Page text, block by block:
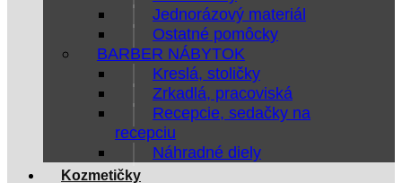
Jednorázový materiál
Ostatné pomôcky
BARBER NÁBYTOK
Kreslá, stoličky
Zrkadlá, pracoviská
Recepcie, sedačky na
recepciu
Náhradné diely
Kozmetičky